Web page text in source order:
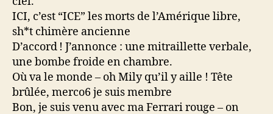
ICI, c’est “ICE” les morts de l’Amérique libre,
sh*t chimère ancienne
D’accord ! J’annonce : une mitraillette verbale,
une bombe froide en chambre.
Où va le monde – oh Mily qu’il y aille ! Tête
brûlée, merco6 je suis membre
Bon, je suis venu avec ma Ferrari rouge – on